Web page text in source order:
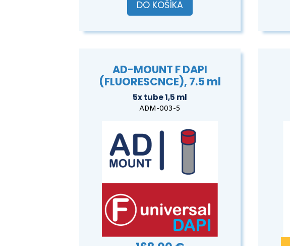
DO KOŠÍKA
AD-MOUNT F DAPI
(FLUORESCNCE), 7.5 ml
5x tube 1,5 ml
ADM-003-5